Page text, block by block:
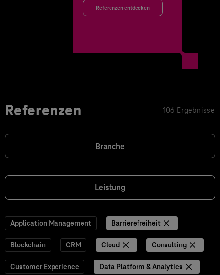
Referenzen entdecken
Referenzen 106 Ergebnisse
Branche
Leistung
Application Management Barrierefreiheit
Blockchain CRM Cloud Consulting
Customer Experience Data Platform & Analytics